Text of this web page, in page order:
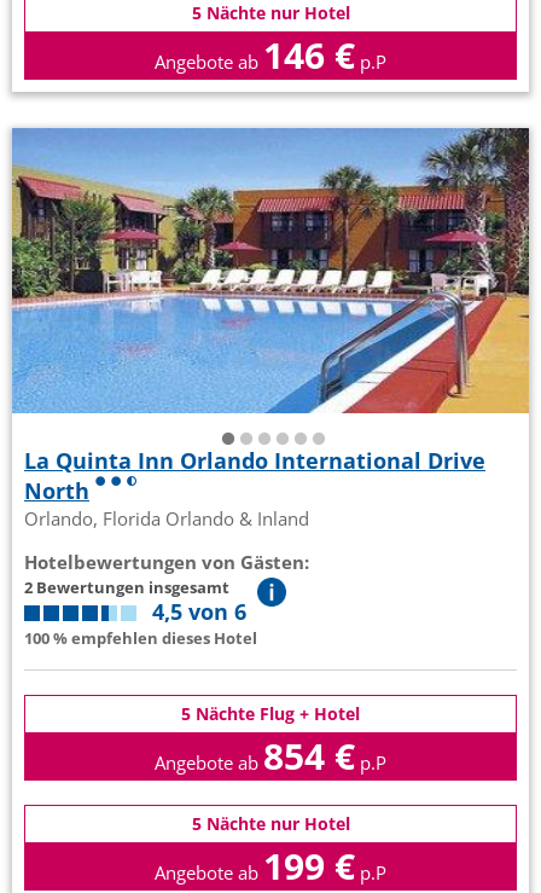
5 Nächte nur Hotel
Angebote ab 146 € p.P
La Quinta Inn Orlando International Drive
North
Orlando, Florida Orlando & Inland
Hotelbewertungen von Gästen:
2 Bewertungen insgesamt
4,5 von 6
100 % empfehlen dieses Hotel
5 Nächte Flug + Hotel
Angebote ab 854 € p.P
5 Nächte nur Hotel
Angebote ab 199 € p.P